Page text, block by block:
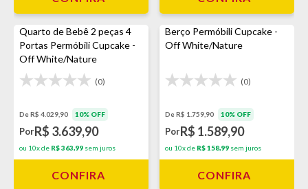
Quarto de Bebê 2 peças 4
Portas Permóbili Cupcake -
Off White/Nature
(0)
De R$ 4.029,90 10% OFF
PorR$ 3.639,90
ou 10x de R$ 363,99 sem juros
CONFIRA
Berço Permóbili Cupcake -
Off White/Nature
(0)
De R$ 1.759,90 10% OFF
PorR$ 1.589,90
ou 10x de R$ 158,99 sem juros
CONFIRA